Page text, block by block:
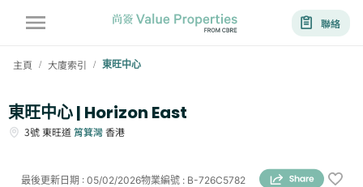
聯絡
主頁 / 大廈索引 / 東旺中心
東旺中心 | Horizon East
3號東旺道筲箕灣香港
物業編號 : B-726C5782
最後更新日期 : 05/02/2026